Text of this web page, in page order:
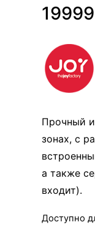
Прочный
зонах, с
а также
входит).
Доступно